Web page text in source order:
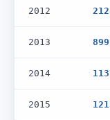
2012
2013
2014
2015